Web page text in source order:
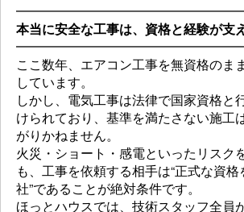
本当に安全な工事は、資格と経験が支
ここ数年、エアコン工事を無資格のま
しています。
しかし、電気工事は法律で国家資格と
けられており、基準を満たさない施工
がりかねません。
火災・ショート・感電といったリスク
も、工事を依頼する相手は“正式な資
社”であることが絶対条件です。
ほっとハウスでは、技術スタッフ全員